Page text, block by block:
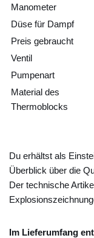
Manometer
Düse für Dampf
Preis gebraucht
Ventil
Pumpenart
Material des
Thermoblocks
Du erhältst als
Überblick über die
Der technische
Im Lieferumfang